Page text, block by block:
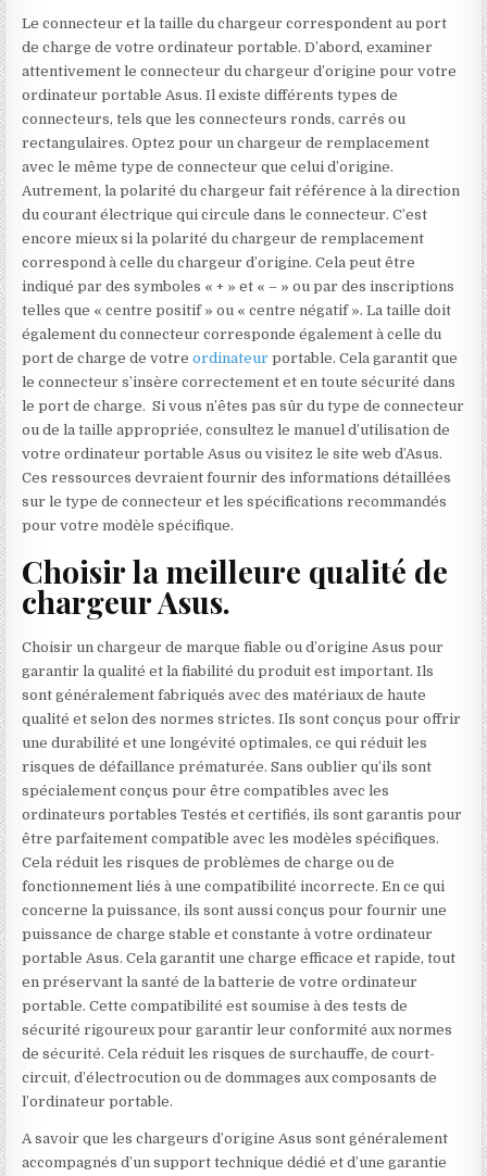
Le connecteur et la taille du chargeur correspondent au port
de charge de votre ordinateur portable. D’abord, examiner
attentivement le connecteur du chargeur d’origine pour votre
ordinateur portable Asus. Il existe différents types de
connecteurs, tels que les connecteurs ronds, carrés ou
rectangulaires. Optez pour un chargeur de remplacement
avec le même type de connecteur que celui d’origine.
Autrement, la polarité du chargeur fait référence à la direction
du courant électrique qui circule dans le connecteur. C’est
encore mieux si la polarité du chargeur de remplacement
correspond à celle du chargeur d’origine. Cela peut être
indiqué par des symboles « + » et « – » ou par des inscriptions
telles que « centre positif » ou « centre négatif ». La taille doit
également du connecteur corresponde également à celle du
port de charge de votre ordinateur portable. Cela garantit que
le connecteur s’insère correctement et en toute sécurité dans
le port de charge. Si vous n’êtes pas sûr du type de connecteur
ou de la taille appropriée, consultez le manuel d’utilisation de
votre ordinateur portable Asus ou visitez le site web d’Asus.
Ces ressources devraient fournir des informations détaillées
sur le type de connecteur et les spécifications recommandés
pour votre modèle spécifique.
Choisir la meilleure qualité de
chargeur Asus.
Choisir un chargeur de marque fiable ou d’origine Asus pour
garantir la qualité et la fiabilité du produit est important. Ils
sont généralement fabriqués avec des matériaux de haute
qualité et selon des normes strictes. Ils sont conçus pour offrir
une durabilité et une longévité optimales, ce qui réduit les
risques de défaillance prématurée. Sans oublier qu’ils sont
spécialement conçus pour être compatibles avec les
ordinateurs portables Testés et certifiés, ils sont garantis pour
être parfaitement compatible avec les modèles spécifiques.
Cela réduit les risques de problèmes de charge ou de
fonctionnement liés à une compatibilité incorrecte. En ce qui
concerne la puissance, ils sont aussi conçus pour fournir une
puissance de charge stable et constante à votre ordinateur
portable Asus. Cela garantit une charge efficace et rapide, tout
en préservant la santé de la batterie de votre ordinateur
portable. Cette compatibilité est soumise à des tests de
sécurité rigoureux pour garantir leur conformité aux normes
de sécurité. Cela réduit les risques de surchauffe, de court-
circuit, d’électrocution ou de dommages aux composants de
l’ordinateur portable.
A savoir que les chargeurs d’origine Asus sont généralement
accompagnés d’un support technique dédié et d’une garantie